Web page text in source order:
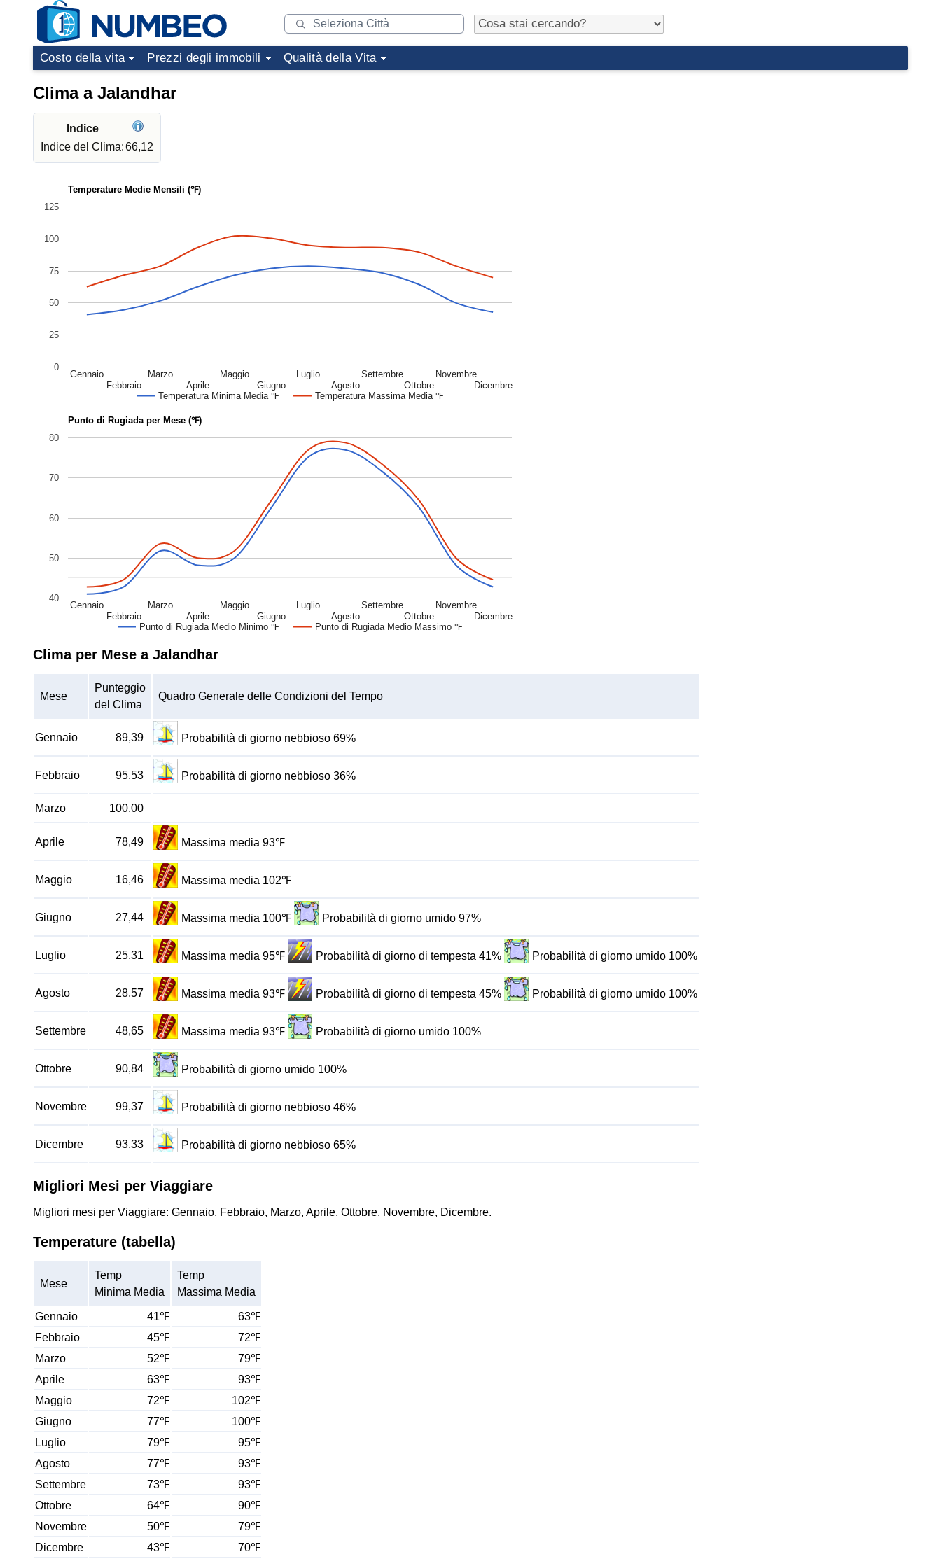
Costo della vita Prezzi degli immobili Qualità della Vita
Clima a Jalandhar
Indice
Indice del Clima:66,12
Temperature Medie Mensili (℉)
Temperatura Minima Media ℉ Temperatura Massima Media ℉
Gennaio
Febbraio
Marzo
Aprile
Maggio
Giugno
Luglio
Agosto
Settembre
Ottobre
Novembre
Dicembre
0
25
50
75
100
125
Punto di Rugiada per Mese (℉)
Punto di Rugiada Medio Minimo ℉ Punto di Rugiada Medio Massimo ℉
Gennaio
Febbraio
Marzo
Aprile
Maggio
Giugno
Luglio
Agosto
Settembre
Ottobre
Novembre
Dicembre
40
50
60
70
80
Clima per Mese a Jalandhar
Mese
Punteggio
del Clima
Quadro Generale delle Condizioni del Tempo
Gennaio 89,39 Probabilità di giorno nebbioso 69%
Febbraio 95,53 Probabilità di giorno nebbioso 36%
Marzo 100,00
Aprile 78,49 Massima media 93℉
Maggio 16,46 Massima media 102℉
Giugno 27,44 Massima media 100℉ Probabilità di giorno umido 97%
Luglio 25,31 Massima media 95℉ Probabilità di giorno di tempesta 41% Probabilità di giorno umido 100%
Agosto 28,57 Massima media 93℉ Probabilità di giorno di tempesta 45% Probabilità di giorno umido 100%
Settembre 48,65 Massima media 93℉ Probabilità di giorno umido 100%
Ottobre 90,84 Probabilità di giorno umido 100%
Novembre 99,37 Probabilità di giorno nebbioso 46%
Dicembre 93,33 Probabilità di giorno nebbioso 65%
Migliori Mesi per Viaggiare
Migliori mesi per Viaggiare: Gennaio, Febbraio, Marzo, Aprile, Ottobre, Novembre, Dicembre.
Temperature (tabella)
Mese
Temp
Minima Media
Temp
Massima Media
Gennaio 41℉
63℉
Febbraio
45℉
72℉
Marzo
52℉
79℉
Aprile
63℉
93℉
Maggio
72℉
102℉
Giugno
77℉
100℉
Luglio
79℉
95℉
Agosto
77℉
93℉
Settembre
73℉
93℉
Ottobre
64℉
90℉
Novembre
50℉
79℉
Dicembre
43℉ 70℉